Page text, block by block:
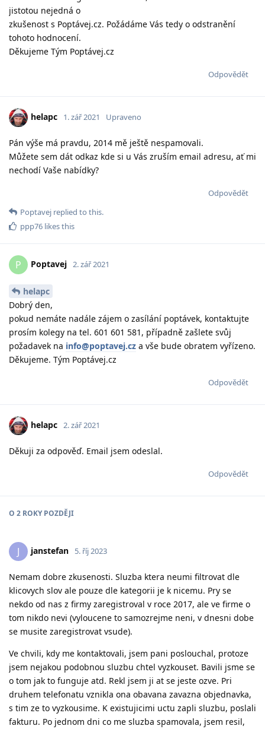
jistotou nejedná o
zkušenost s Poptávej.cz. Požádáme Vás tedy o odstranění
tohoto hodnocení.
Děkujeme Tým Poptávej.cz
Odpovědět
helapc 1. zář 2021 Upraveno
Pán výše má pravdu, 2014 mě ještě nespamovali.
Můžete sem dát odkaz kde si u Vás zruším email adresu, ať mi
nechodí Vaše nabídky?
Odpovědět
Poptavej replied to this.
ppp76 likes this
P Poptavej 2. zář 2021
helapc
Dobrý den,
pokud nemáte nadále zájem o zasílání poptávek, kontaktujte
prosím kolegy na tel. 601 601 581, případně zašlete svůj
požadavek na info@poptavej.cz a vše bude obratem vyřízeno.
Děkujeme. Tým Poptávej.cz
Odpovědět
helapc 2. zář 2021
Děkuji za odpověď. Email jsem odeslal.
Odpovědět
O 2 ROKYPOZDĚJI
J janstefan 5. říj 2023
Nemam dobre zkusenosti. Sluzba ktera neumi filtrovat dle
klicovych slov ale pouze dle kategorii je k nicemu. Pry se
nekdo od nas z firmy zaregistroval v roce 2017, ale ve firme o
tom nikdo nevi (vyloucene to samozrejme neni, v dnesni dobe
se musite zaregistrovat vsude).
Ve chvili, kdy me kontaktovali, jsem pani poslouchal, protoze
jsem nejakou podobnou sluzbu chtel vyzkouset. Bavili jsme se
o tom jak to funguje atd. Rekl jsem ji at se jeste ozve. Pri
druhem telefonatu vznikla ona obavana zavazna objednavka,
s tim ze to vyzkousime. K existujicimi uctu zapli sluzbu, poslali
fakturu. Po jednom dni co me sluzba spamovala, jsem resil,